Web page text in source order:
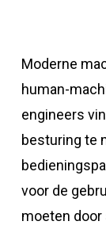
Moderne
human-
engineers
besturing te
voor de
moeten